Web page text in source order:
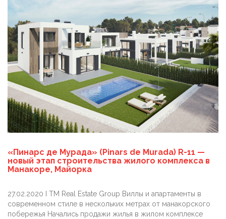
«Пинарс де Мурада» (Pinars de Murada) R-11 —
новый этап строительства жилого комплекса в
Манакоре, Майорка
27.02.2020 I TM Real Estate Group Виллы и апартаменты в
современном стиле в нескольких метрах от манакорского
побережья Начались продажи жилья в жилом комплексе